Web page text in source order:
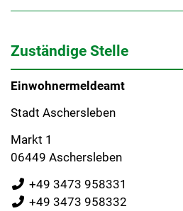
Zuständige Stelle
Einwohnermeldeamt
Stadt Aschersleben
Markt 1
06449 Aschersleben
+49 3473 958331
+49 3473 958332